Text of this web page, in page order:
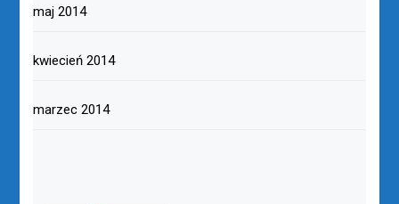
maj 2014
kwiecień 2014
marzec 2014